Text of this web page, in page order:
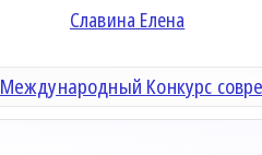
Славина Елена
Международный Конкурс